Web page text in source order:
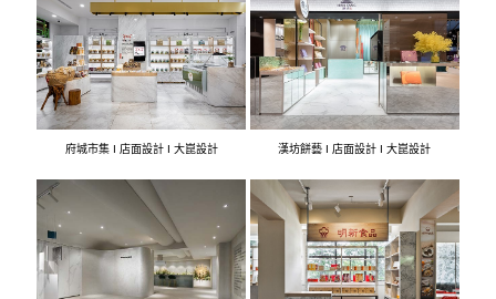
府城市集 I 店面設計 I 大崑設計 漢坊餅藝 I 店面設計 I 大崑設計